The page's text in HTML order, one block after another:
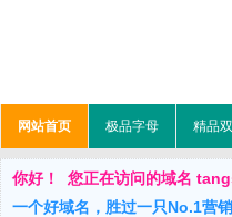
网站首页 极品字母 精品
你好！ 您正在访问的域名
一个好域名，胜过一只No.1营